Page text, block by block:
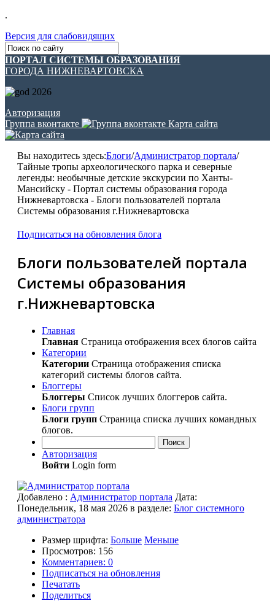
.
Версия для слабовидящих
ПОРТАЛ СИСТЕМЫ ОБРАЗОВАНИЯ
ГОРОДА НИЖНЕВАРТОВСКА
Авторизация
Группа вконтакте
Карта сайта
Вы находитесь здесь:Блоги/Администратор портала/
Тайные тропы археологического парка и северные
легенды: необычные детские экскурсии по Ханты-
Мансийску - Портал системы образования города
Нижневартовска - Блоги пользователей портала
Системы образования г.Нижневартовска
Подписаться на обновления блога
Блоги пользователей портала
Системы образования
г.Нижневартовска
Главная
Главная Страница отображения всех блогов сайта
Категории
Категории Страница отображения списка
категорий системы блогов сайта.
Блоггеры
Блоггеры Список лучших блоггеров сайта.
Блоги групп
Блоги групп Страница списка лучших командных
блогов.
Поиск
Авторизация
Войти Login form
Добавлено : Администратор портала Дата:
Понедельник, 18 мая 2026 в разделе: Блог системного
администратора
Размер шрифта: Больше Меньше
Просмотров: 156
Комментариев: 0
Подписаться на обновления
Печатать
Поделиться